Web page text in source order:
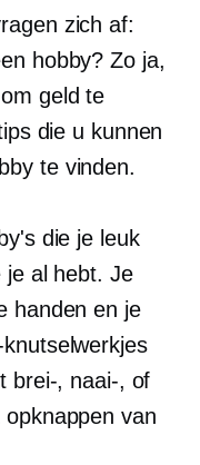
zich af:
hobby? Zo ja,
geld te
die u kunnen
te vinden.
die je leuk
je al hebt. Je
handen en je
brei-, naai-, of
van